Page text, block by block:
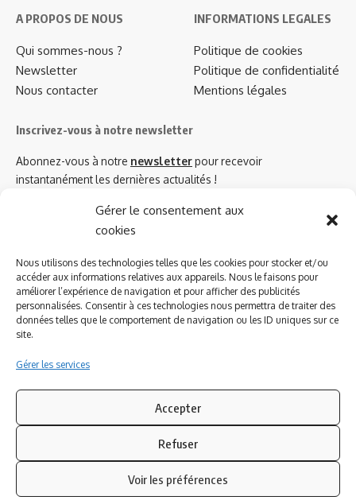
Gérer le consentement aux
cookies
Nous utilisons des technologies telles que les cookies pour stocker et/ou
accéder aux informations relatives aux appareils. Nous le faisons pour
améliorer l’expérience de navigation et pour afficher des publicités
personnalisées. Consentir à ces technologies nous permettra de traiter des
données telles que le comportement de navigation ou les ID uniques sur ce
site.
Gérer les services
Accepter
Refuser
Voir les préférences
A PROPOS DE NOUS
Qui sommes-nous ?
Newsletter
Nous contacter
INFORMATIONS LEGALES
Politique de cookies
Politique de confidentialité
Mentions légales
Inscrivez-vous à notre newsletter
Abonnez-vous à notre newsletterpour recevoir
instantanément les dernières actualités !
Azinat.com TV soutient
Suivez-nous
© 2023 Azinat.com TV édité et géré par WOOMEET SAS, powered by